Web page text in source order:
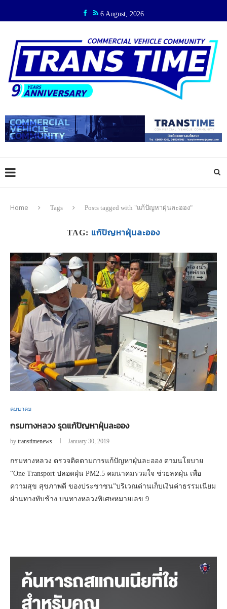
6 August, 2026
Home Tags Posts tagged with "แก้ปัญหาฝุ่นละออง"
TAG: แก้ปัญหาฝุ่นละออง
คมนาคม
กรมทางหลวง รุดแก้ปัญหาฝุ่นละออง
by transtimenews January 30, 2019
กรมทางหลวง ตรวจติดตามการแก้ปัญหาฝุ่นละออง ตามนโยบาย
“One Transport ปลอดฝุ่น PM2.5 คมนาคมรวมใจ ช่วยลดฝุ่น เพื่อ
ความสุข สุขภาพดี ของประชาชน”บริเวณด่านเก็บเงินค่าธรรมเนียม
ผ่านทางทับช้าง บนทางหลวงพิเศษหมายเลข 9